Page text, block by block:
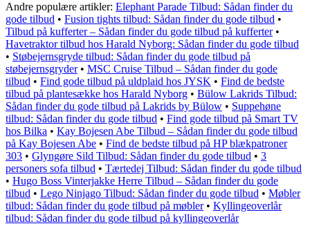
Andre populære artikler: Elephant Parade Tilbud: Sådan finder du
gode tilbud • Fusion tights tilbud: Sådan finder du gode tilbud •
Tilbud på kufferter – Sådan finder du gode tilbud på kufferter•
Havetraktor tilbud hos Harald Nyborg: Sådan finder du gode tilbud
• Støbejernsgryde tilbud: Sådan finder du gode tilbud på
støbejernsgryder• MSC Cruise Tilbud – Sådan finder du gode
tilbud • Find gode tilbud på uldplaid hos JYSK • Find de bedste
tilbud på plantesække hos Harald Nyborg • Bülow Lakrids Tilbud:
Sådan finder du gode tilbud på Lakrids by Bülow • Suppehøne
tilbud: Sådan finder du gode tilbud • Find gode tilbud på Smart TV
hos Bilka • Kay Bojesen Abe Tilbud – Sådan finder du gode tilbud
på Kay Bojesen Abe • Find de bedste tilbud på HP blækpatroner
303 • Glyngøre Sild Tilbud: Sådan finder du gode tilbud • 3
personers sofa tilbud • Tærtedej Tilbud: Sådan finder du gode tilbud
• Hugo Boss Vinterjakke Herre Tilbud – Sådan finder du gode
tilbud • Lego Ninjago Tilbud: Sådan finder du gode tilbud • Møbler
tilbud: Sådan finder du gode tilbud på møbler• Kyllingeoverlår
tilbud: Sådan finder du gode tilbud på kyllingeoverlår